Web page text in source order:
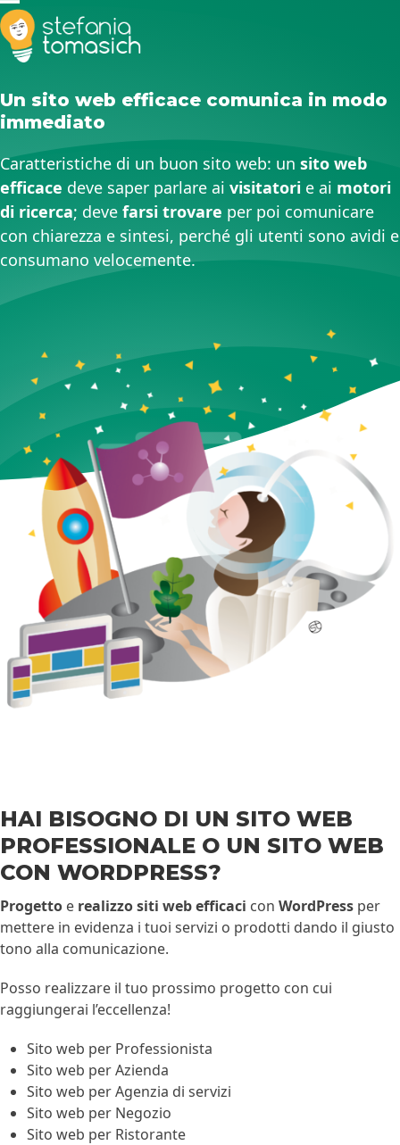
Skip
to
content
Open
mobile
Close
mobile
Un sito web efficace comunica in modo
immediato
Caratteristiche di un buon sito web: un sito web
efficace deve saper parlare ai visitatori e ai motori
di ricerca; deve farsi trovare per poi comunicare
con chiarezza e sintesi, perché gli utenti sono avidi e
consumano velocemente.
HAI BISOGNO DI UN SITO WEB
PROFESSIONALE O UN SITO WEB
CON WORDPRESS?
Progetto e realizzo siti web efficaci con WordPress per
mettere in evidenza i tuoi servizi o prodotti dando il giusto
tono alla comunicazione.
Posso realizzare il tuo prossimo progetto con cui
raggiungerai l’eccellenza!
Sito web per Professionista
Sito web per Azienda
Sito web per Agenzia di servizi
Sito web per Negozio
Sito web per Ristorante